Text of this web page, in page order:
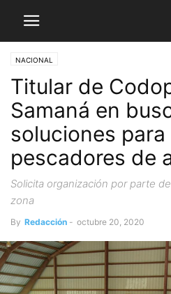
NACIONAL
Titular de
Samaná en
soluciones para
pescadores de
Solicita organización por parte
zona
By Redacción - octubre 20, 2020